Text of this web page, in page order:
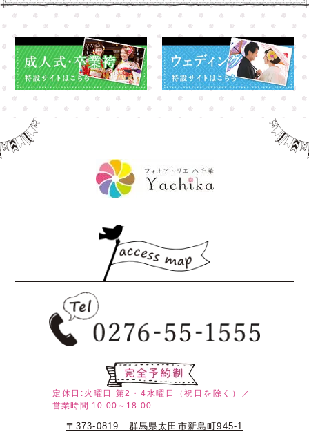
定休日:火曜日
第2・4水曜日（祝日を除く）／
営業時間:10:00～18:00
〒373-0819 群馬県太田市新島町945-1